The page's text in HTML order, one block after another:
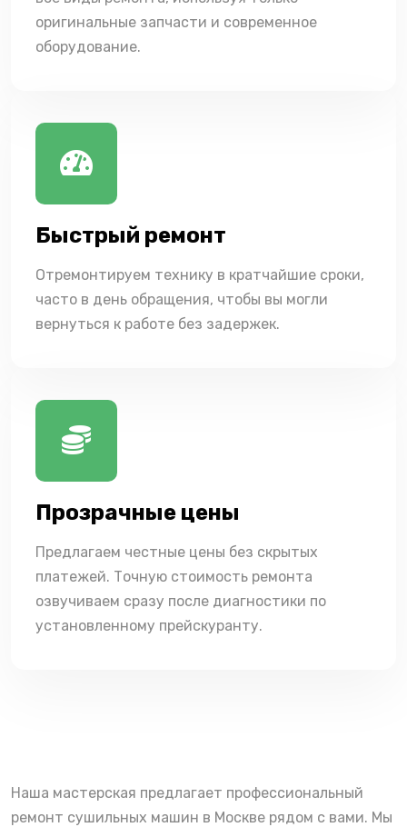
оригинальные запчасти и современное
оборудование.
Быстрый ремонт
Отремонтируем технику в кратчайшие сроки,
часто в день обращения, чтобы вы могли
вернуться к работе без задержек.
Прозрачные цены
Предлагаем честные цены без скрытых
платежей. Точную стоимость ремонта
озвучиваем сразу после диагностики по
установленному прейскуранту.
Наша мастерская предлагает профессиональный
ремонт сушильных машин в Москве рядом с вами. Мы